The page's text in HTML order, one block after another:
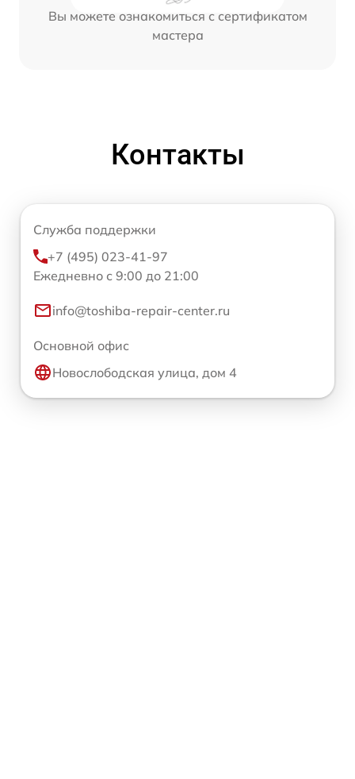
Вы можете ознакомиться с сертификатом
мастера
Контакты
Служба поддержки
+7 (495) 023-41-97
Ежедневно с 9:00 до 21:00
info@toshiba-repair-center.ru
Основной офис
Новослободская улица, дом 4